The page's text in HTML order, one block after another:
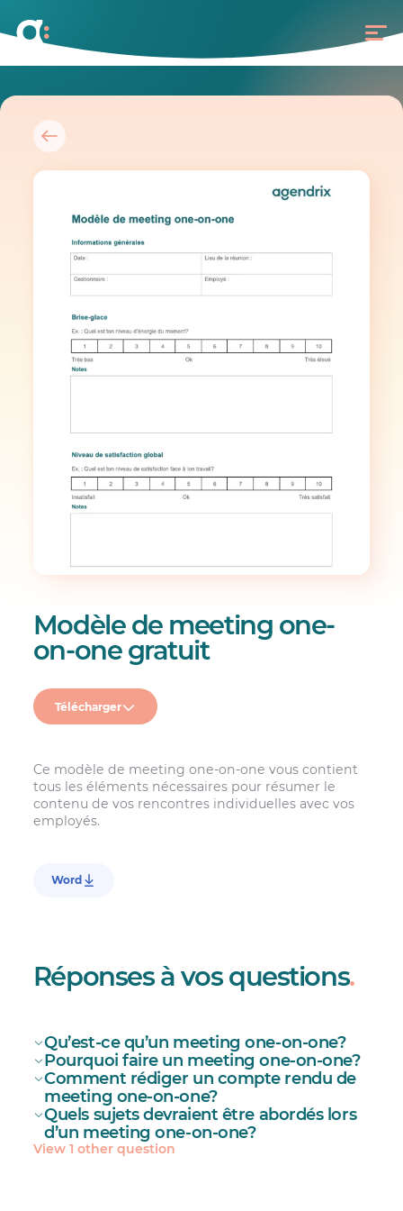
Télécharger
Modèle de meeting one-
on-one gratuit
Ce modèle de meeting one-on-one vous contient
tous les éléments nécessaires pour résumer le
contenu de vos rencontres individuelles avec vos
employés.
Word
Réponses à vos questions.
Qu’est-ce qu’un meeting one-on-one?
meeting one-on-one
Pourquoi faire un meeting one-on-one?
conflits
Comment rédiger un compte rendu de
meeting one-on-one?
Quels sujets devraient être abordés lors
d’un meeting one-on-one?
View 1 other question